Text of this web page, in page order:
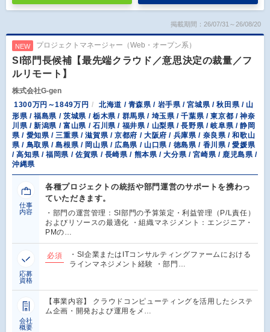
掲載期間：26/07/31～26/08/20
NEW プロジェクトマネージャー（Web・オープン系）
SI部門長候補【最先端クラウド／意思決定の裁量／フ
ルリモート】
株式会社G-gen
1300万円～1849万円
北海道 / 青森県 / 岩手県 / 宮城県 / 秋田県 / 山
形県 / 福島県 / 茨城県 / 栃木県 / 群馬県 / 埼玉県 / 千葉県 / 東京都 / 神奈
川県 / 新潟県 / 富山県 / 石川県 / 福井県 / 山梨県 / 長野県 / 岐阜県 / 静岡
県 / 愛知県 / 三重県 / 滋賀県 / 京都府 / 大阪府 / 兵庫県 / 奈良県 / 和歌山
県 / 鳥取県 / 島根県 / 岡山県 / 広島県 / 山口県 / 徳島県 / 香川県 / 愛媛県
/ 高知県 / 福岡県 / 佐賀県 / 長崎県 / 熊本県 / 大分県 / 宮崎県 / 鹿児島県 /
沖縄県
仕事
内容
各種プロジェクトの統括や部門運営のサポートを携わっ
ていただきます。
・部門の運営管理：SI部門の予算策定・利益管理（P/L責任）
およびリソースの最適化 ・組織マネジメント：エンジニア・
PMの…
応募
資格
必須
・SI企業またはITコンサルティングファームにおける
ラインマネジメント経験 ・部門…
会社
概要
【事業内容】 クラウドコンピューティングを活用したシステ
ム企画・開発および運用をメ…